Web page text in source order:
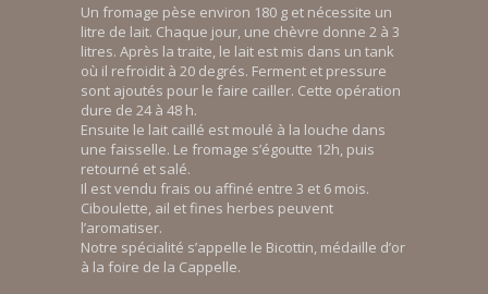
Un fromage pèse environ 180 g et nécessite un
litre de lait. Chaque jour, une chèvre donne 2 à 3
litres. Après la traite, le lait est mis dans un tank
où il refroidit à 20 degrés. Ferment et pressure
sont ajoutés pour le faire cailler. Cette opération
dure de 24 à 48 h.
Ensuite le lait caillé est moulé à la louche dans
une faisselle. Le fromage s’égoutte 12h, puis
retourné et salé.
Il est vendu frais ou affiné entre 3 et 6 mois.
Ciboulette, ail et fines herbes peuvent
l’aromatiser.
Notre spécialité s’appelle le Bicottin, médaille d’or
à la foire de la Cappelle.